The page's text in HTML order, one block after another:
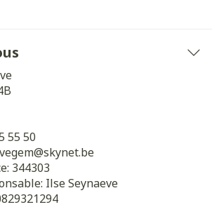
55 50
skynet.be
344303
Ilse Seynaeve